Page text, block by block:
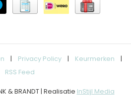
| Privacy Policy | Keurmerken
|
RSS Feed
& BRANDT | Realisatie InStijl Media